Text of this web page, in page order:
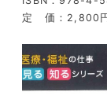
定 価：2,800円